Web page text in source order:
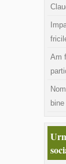
Am
bine